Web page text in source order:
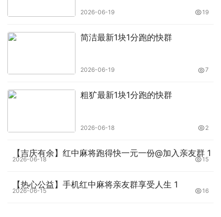
2026-06-19 19
简洁最新1块1分跑的快群
2026-06-19 7
粗犷最新1块1分跑的快群
2026-06-18 2
【吉庆有余】红中麻将跑得快一元一份@加入亲友群 1
2026-06-18 15
【热心公益】手机红中麻将亲友群享受人生 1
2026-06-15 16